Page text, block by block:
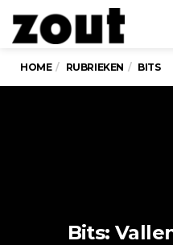
HOME RUBRIEKEN BITS
Bits: